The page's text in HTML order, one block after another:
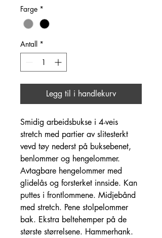
Farge *
Antall *
Legg til i handlekurv
Smidig arbeidsbukse i 4-veis
stretch med partier av slitesterkt
vevd tøy nederst på buksebenet,
benlommer og hengelommer.
Avtagbare hengelommer med
glidelås og forsterket innside. Kan
puttes i frontlommene. Midjebånd
med stretch. Pene stolpelommer
bak. Ekstra beltehemper på de
største størrelsene. Hammerhank.